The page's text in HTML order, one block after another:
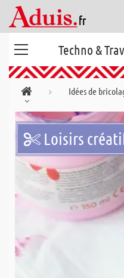
Techno &
Idées de
Loisirs